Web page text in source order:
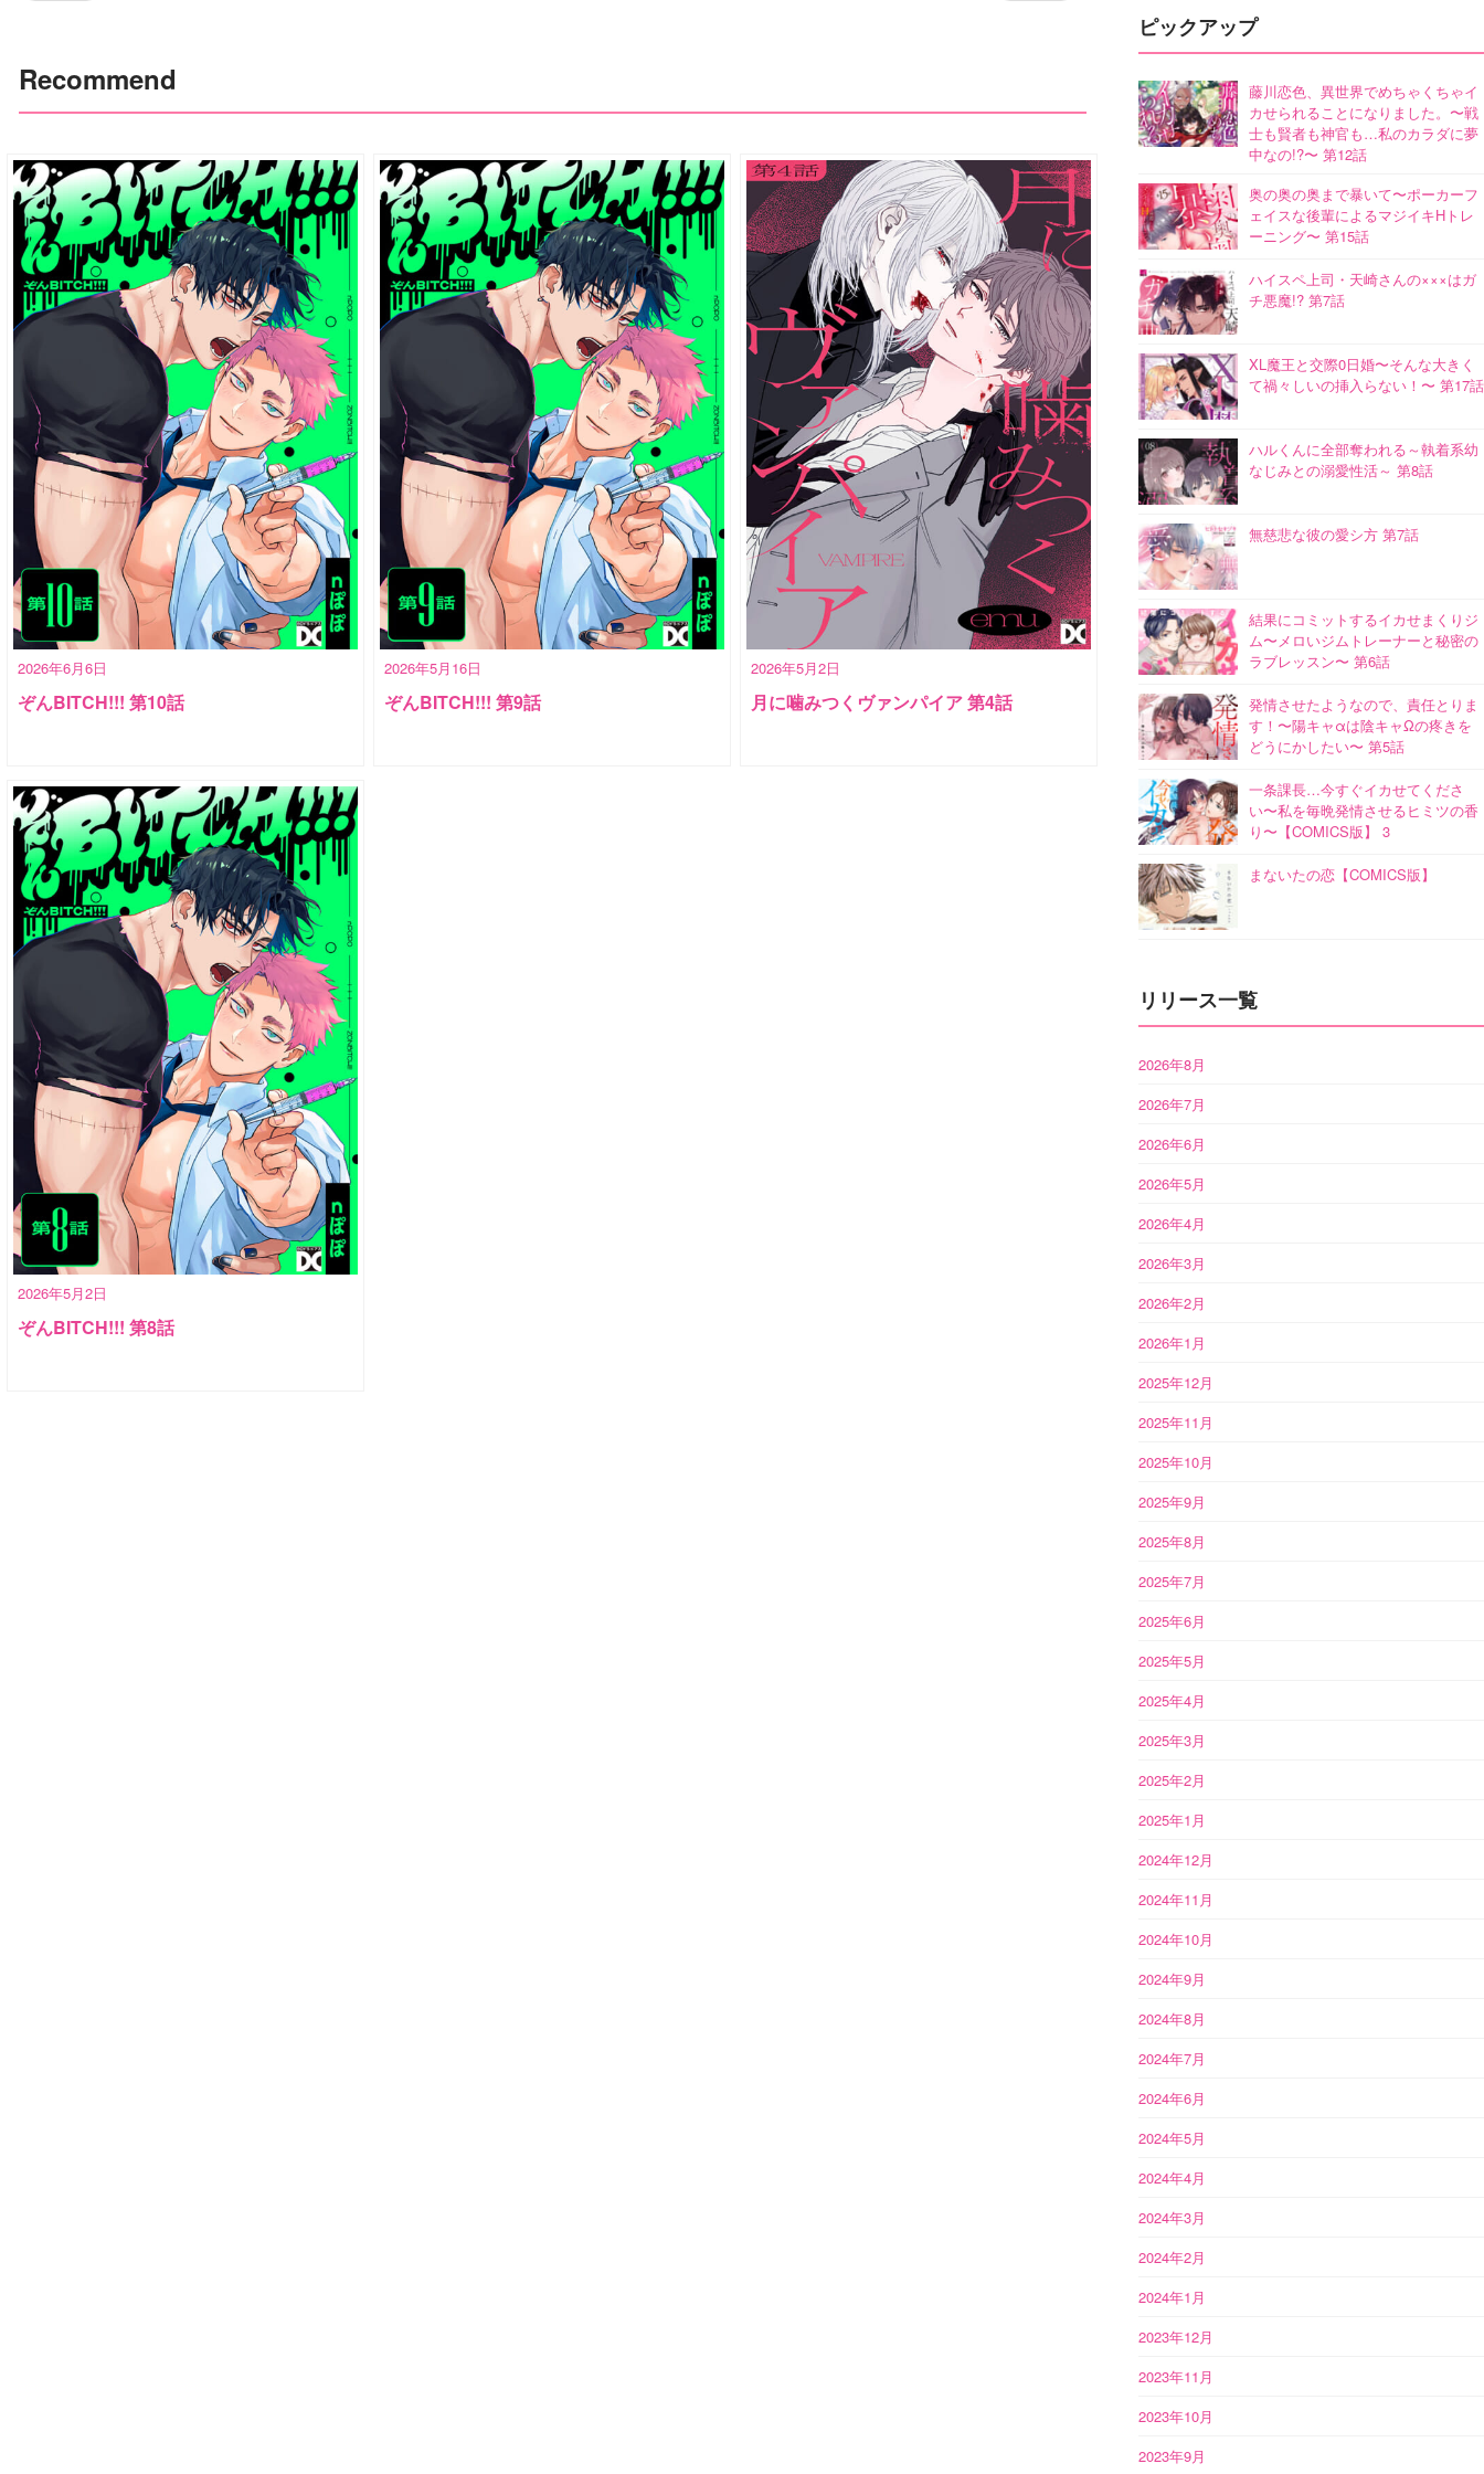
Recommend
2026年6月6日
ぞんBITCH!!! 第10話
2026年5月16日
ぞんBITCH!!! 第9話
2026年5月2日
月に噛みつくヴァンパイア 第4話
2026年5月2日
ぞんBITCH!!! 第8話
ピックアップ
藤川恋色、異世界でめちゃくちゃイ
カせられることになりました。〜戦
士も賢者も神官も…私のカラダに夢
中なの!?〜 第12話
奥の奥の奥まで暴いて〜ポーカーフ
ェイスな後輩によるマジイキHトレ
ーニング〜 第15話
ハイスペ上司・天崎さんの×××はガ
チ悪魔!? 第7話
XL魔王と交際0日婚〜そんな大きく
て禍々しいの挿入らない！〜 第17話
ハルくんに全部奪われる～執着系幼
なじみとの溺愛性活～ 第8話
無慈悲な彼の愛シ方 第7話
結果にコミットするイカせまくりジ
ム〜メロいジムトレーナーと秘密の
ラブレッスン〜 第6話
発情させたようなので、責任とりま
す！〜陽キャαは陰キャΩの疼きを
どうにかしたい〜 第5話
一条課長…今すぐイカせてくださ
い〜私を毎晩発情させるヒミツの香
り〜【COMICS版】 3
まないたの恋【COMICS版】
リリース一覧
2026年8月
2026年7月
2026年6月
2026年5月
2026年4月
2026年3月
2026年2月
2026年1月
2025年12月
2025年11月
2025年10月
2025年9月
2025年8月
2025年7月
2025年6月
2025年5月
2025年4月
2025年3月
2025年2月
2025年1月
2024年12月
2024年11月
2024年10月
2024年9月
2024年8月
2024年7月
2024年6月
2024年5月
2024年4月
2024年3月
2024年2月
2024年1月
2023年12月
2023年11月
2023年10月
2023年9月